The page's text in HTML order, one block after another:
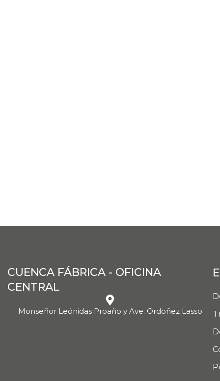
CUENCA FÁBRICA - OFICINA
CENTRAL
Monseñor Leónidas Proaño y Ave. Ordoñez Lasso